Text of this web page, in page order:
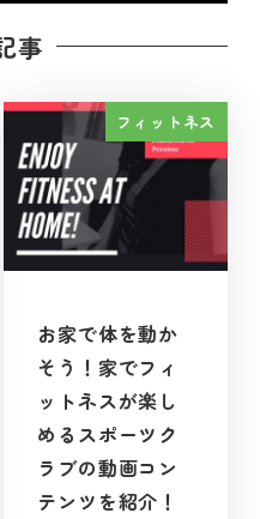
事
フィットネス
お家で体を動か
そう！家でフィ
ットネスが楽し
めるスポーツク
ラブの動画コン
テンツを紹介！